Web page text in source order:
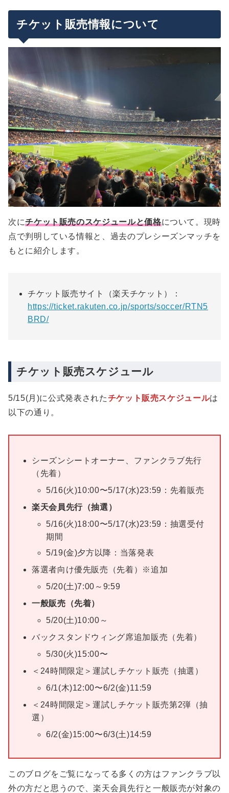
チケット販売情報について
次にチケット販売のスケジュールと価格について。現時
点で判明している情報と、過去のプレシーズンマッチを
もとに紹介します。
チケット販売サイト（楽天チケット）：
https://ticket.rakuten.co.jp/sports/soccer/RTN5
BRD/
チケット販売スケジュール
5/15(月)に公式発表されたチケット販売スケジュールは
以下の通り。
シーズンシートオーナー、ファンクラブ先行
（先着）
5/16(火)10:00〜5/17(水)23:59：先着販売
楽天会員先行（抽選）
5/16(火)18:00〜5/17(水)23:59：抽選受付
期間
5/19(金)夕方以降：当落発表
落選者向け優先販売（先着）※追加
5/20(土)7:00～9:59
一般販売（先着）
5/20(土)10:00～
バックスタンドウィング席追加販売（先着）
5/30(火)15:00〜
＜24時間限定＞運試しチケット販売（抽選）
6/1(木)12:00〜6/2(金)11:59
＜24時間限定＞運試しチケット販売第2弾（抽
選）
6/2(金)15:00〜6/3(土)14:59
このブログをご覧になってる多くの方はファンクラブ以
外の方だと思うので、楽天会員先行と一般販売が対象の